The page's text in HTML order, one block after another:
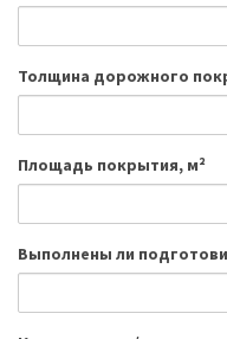
Толщина дорожного
Площадь покрытия, м²
Выполнены ли